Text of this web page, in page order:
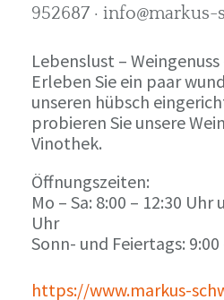
952687 ·
Lebenslust –
Erleben Sie ein paar
unseren hübsch
probieren Sie unsere
Vinothek.
Öffnungszeiten:
Mo – Sa: 8:00 – 12:30 Uhr
Uhr
Sonn- und Feiertags: 9:00
https://www.markus-